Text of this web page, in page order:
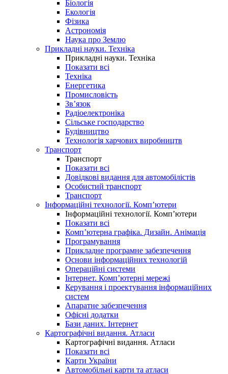
Біологія
Екологія
Фізика
Астрономія
Наука про Землю
Прикладні науки. Техніка
Прикладні науки. Техніка
Показати всі
Техніка
Енергетика
Промисловість
Зв’язок
Радіоелектроніка
Сільське господарство
Будівництво
Технологія харчових виробництв
Транспорт
Транспорт
Показати всі
Довідкові видання для автомобілістів
Особистий транспорт
Транспорт
Інформаційні технології. Комп’ютери
Інформаційні технології. Комп’ютери
Показати всі
Комп’ютерна графіка. Дизайн. Анімація
Програмування
Прикладне програмне забезпечення
Основи інформаційних технологій
Операційні системи
Інтернет. Комп’ютерні мережі
Керування і проектування інформаційних
систем
Апаратне забезпечення
Офісні додатки
Бази даних. Інтернет
Картографічні видання. Атласи
Картографічні видання. Атласи
Показати всі
Карти України
Автомобільні карти та атласи